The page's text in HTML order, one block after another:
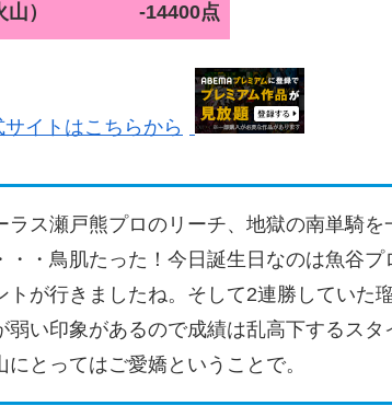
） -14400点
イトはこちらから
ラス瀬戸熊プロのリーチ、地獄の南単騎
・・鳥肌たった！今日誕生日なのは魚谷
トが行きましたね。そして2連勝していた
弱い印象があるので成績は乱高下するス
にとってはご愛嬌ということで。